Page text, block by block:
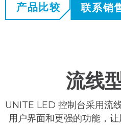
产品比较 联系销
流线
UNITE LED 控制台采用流
用户界面和更强的功能，